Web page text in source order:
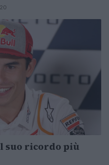
suo ricordo più